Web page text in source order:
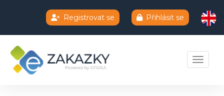
Registrovat se Přihlásit se
Toggle
Chatbot e-zakazky